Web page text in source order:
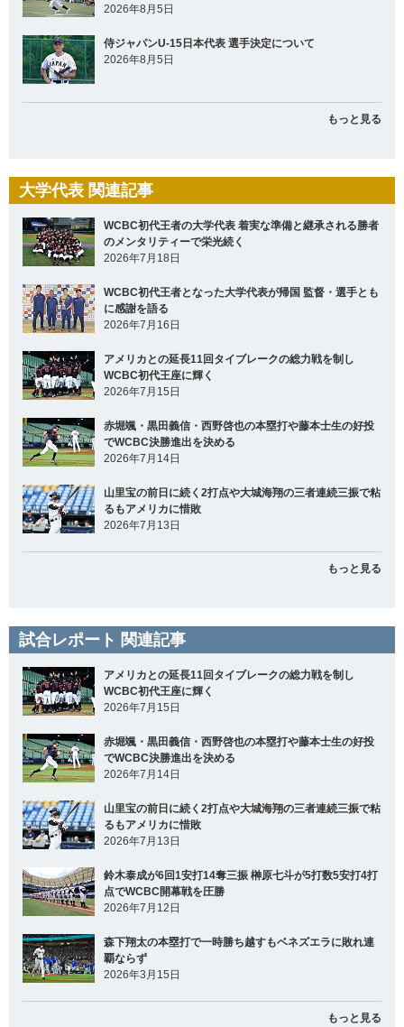
2026年8月5日
侍ジャパンU-15日本代表 選手決定について
2026年8月5日
もっと見る
大学代表 関連記事
WCBC初代王者の大学代表 着実な準備と継承される勝者
のメンタリティーで栄光続く
2026年7月18日
WCBC初代王者となった大学代表が帰国 監督・選手とも
に感謝を語る
2026年7月16日
アメリカとの延長11回タイブレークの総力戦を制し
WCBC初代王座に輝く
2026年7月15日
赤堀颯・黒田義信・西野啓也の本塁打や藤本士生の好投
でWCBC決勝進出を決める
2026年7月14日
山里宝の前日に続く2打点や大城海翔の三者連続三振で粘
るもアメリカに惜敗
2026年7月13日
もっと見る
試合レポート 関連記事
アメリカとの延長11回タイブレークの総力戦を制し
WCBC初代王座に輝く
2026年7月15日
赤堀颯・黒田義信・西野啓也の本塁打や藤本士生の好投
でWCBC決勝進出を決める
2026年7月14日
山里宝の前日に続く2打点や大城海翔の三者連続三振で粘
るもアメリカに惜敗
2026年7月13日
鈴木泰成が6回1安打14奪三振 榊原七斗が5打数5安打4打
点でWCBC開幕戦を圧勝
2026年7月12日
森下翔太の本塁打で一時勝ち越すもベネズエラに敗れ連
覇ならず
2026年3月15日
もっと見る